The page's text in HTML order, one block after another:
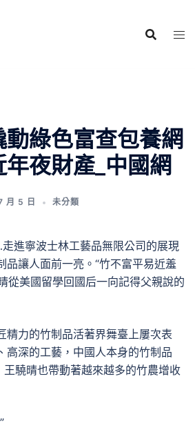
綠色富查包養網
夜財產_中國網
月 5 日 未分類
進寧波士林工藝品無限公司的展現
品讓人面前一亮。“竹不富平易近羞
從美國留學回國后一向記得父親說的
精力的竹制品活著界舞臺上屢次表
高深的工藝，中國人本身的竹制品
驍晴也帶動著越來越多的竹農增收